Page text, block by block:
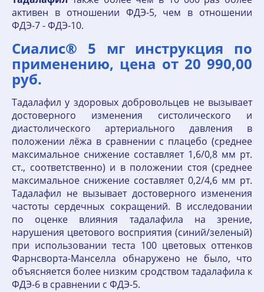
активен в отношении ФДЭ-5, чем в отношении
ФДЭ-7 - ФДЭ-10.
Сиалис® 5 мг инструкция по
применению, цена от 20 990,00
руб.
Тадалафил у здоровых добровольцев не вызывает
достоверного изменения систолического и
диастолического артериального давления в
положении лёжа в сравнении с плацебо (среднее
максимальное снижение составляет 1,6/0,8 мм рт.
ст., соответственно) и в положении стоя (среднее
максимальное снижение составляет 0,2/4,6 мм рт.
Тадалафил не вызывает достоверного изменения
частоты сердечных сокращений. В исследовании
по оценке влияния тадалафила на зрение,
нарушения цветового восприятия (синий/зеленый)
при использовании теста 100 цветовых оттенков
Фарнсворта-Манселла обнаружено не было, что
объясняется более низким сродством тадалафила к
ФДЭ-6 в сравнении с ФДЭ-5.